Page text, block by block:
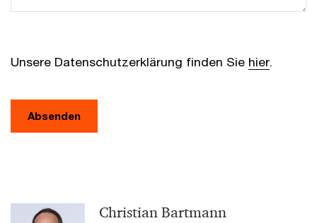
Unsere Datenschutzerklärung finden Sie hier.
Absenden
Christian Bartmann